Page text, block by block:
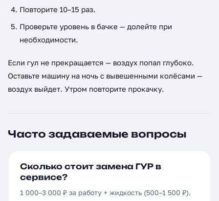
Повторите 10–15 раз.
Проверьте уровень в бачке — долейте при
необходимости.
Если гул не прекращается — воздух попал глубоко.
Оставьте машину на ночь с вывешенными колёсами —
воздух выйдет. Утром повторите прокачку.
Часто задаваемые вопросы
Сколько стоит замена ГУР в
сервисе?
1 000–3 000 ₽ за работу + жидкость (500–1 500 ₽).